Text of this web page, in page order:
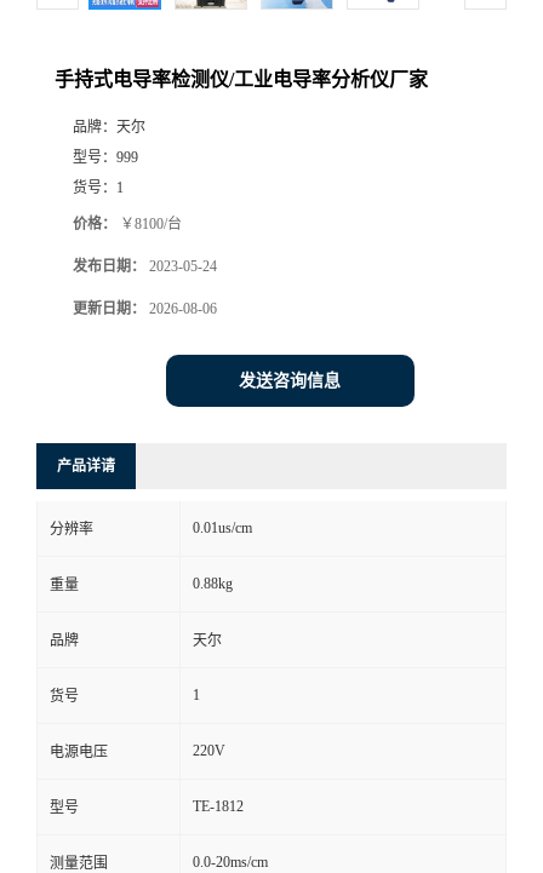
手持式电导率检测仪/工业电导率分析仪厂家
品牌： 天尔
型号： 999
货号： 1
价格： ￥8100/台
发布日期： 2023-05-24
更新日期： 2026-08-06
发送咨询信息
产品详请
分辨率 0.01us/cm
重量 0.88kg
品牌 天尔
货号 1
电源电压 220V
型号 TE-1812
测量范围 0.0-20ms/cm